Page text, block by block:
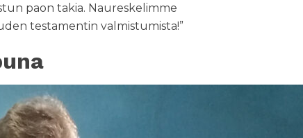
paon takia. Naureskelimme
testamentin valmistumista!”